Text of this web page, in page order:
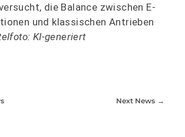
die Balance zwischen E-
und klassischen Antrieben
KI-generiert
Next News